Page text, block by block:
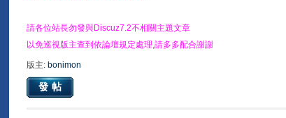
請各位站長勿發與Discuz7.2不相關主題文章
以免巡視版主查到依論壇規定處理,請多多配合謝謝
版主: bonimon
發帖